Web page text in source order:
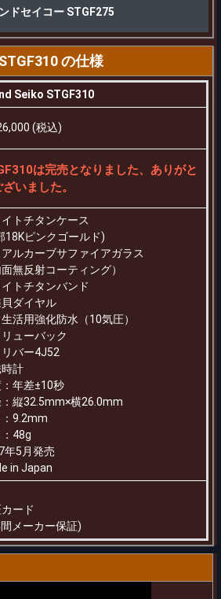
ドセイコー STGF275
の仕様
Seiko STGF310
(税込)
は完売となりました、ありがと
いました。
トチタンケース
18Kピンクゴールド)
ルカーブサファイアガラス
面無反射コーティング）
トチタンバンド
ダイヤル
活用強化防水（10気圧）
リューバック
リバー4J52
計
年差±10秒
縦32.5mm×横26.0mm
：9.2mm
48g
年5月発売
in Japan
ード
メーカー保証)